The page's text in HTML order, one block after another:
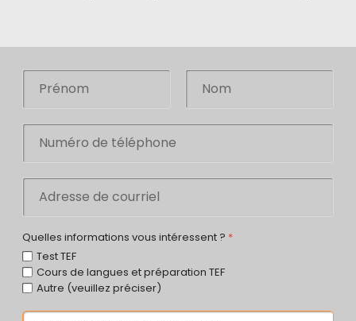
Quelles informations vous intéressent ? *
Test TEF
Cours de langues et préparation TEF
Autre (veuillez préciser)